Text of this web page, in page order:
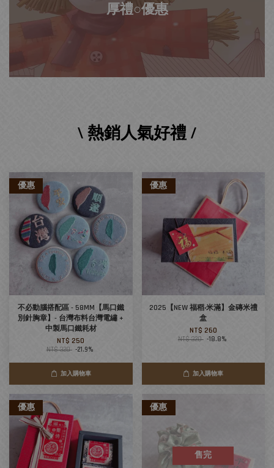
厚禮○優惠
\ 熱銷人氣好禮 /
優惠
不必動腦搭配區 - 58MM【馬口鐵
別針胸章】- 台灣布料台灣電繡 +
中製馬口鐵耗材
NT$ 250
NT$ 320 -21.9%
加入購物車
優惠
2025【NEW 福稻‧米滿】金磚米禮
盒
NT$ 260
NT$ 320 -18.8%
加入購物車
優惠 優惠
售完